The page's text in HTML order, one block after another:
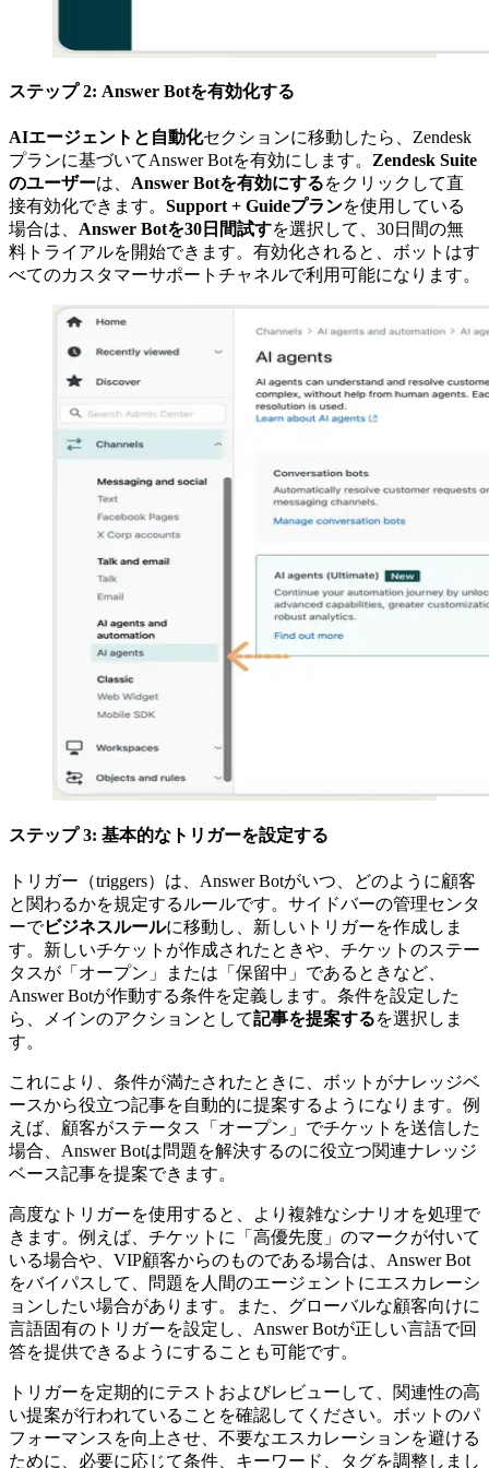
ステップ 2: Answer Botを有効化する
AIエージェントと自動化セクションに移動したら、Zendesk
プランに基づいてAnswer Botを有効にします。 Zendesk Suite
のユーザーは、 Answer Botを有効にするをクリックして直
接有効化できます。 Support + Guideプランを使用している
場合は、 Answer Botを30日間試すを選択して、30日間の無
料トライアルを開始できます。有効化されると、ボットはす
べてのカスタマーサポートチャネルで利用可能になります。
ステップ 3: 基本的なトリガーを設定する
トリガー（triggers）は、Answer Botがいつ、どのように顧客
と関わるかを規定するルールです。サイドバーの管理センタ
ーでビジネスルールに移動し、新しいトリガーを作成しま
す。新しいチケットが作成されたときや、チケットのステー
タスが「オープン」または「保留中」であるときなど、
Answer Botが作動する条件を定義します。条件を設定した
ら、メインのアクションとして記事を提案するを選択しま
す。
これにより、条件が満たされたときに、ボットがナレッジベ
ースから役立つ記事を自動的に提案するようになります。例
えば、顧客がステータス「オープン」でチケットを送信した
場合、Answer Botは問題を解決するのに役立つ関連ナレッジ
ベース記事を提案できます。
高度なトリガーを使用すると、より複雑なシナリオを処理で
きます。例えば、チケットに「高優先度」のマークが付いて
いる場合や、VIP顧客からのものである場合は、Answer Bot
をバイパスして、問題を人間のエージェントにエスカレーシ
ョンしたい場合があります。また、グローバルな顧客向けに
言語固有のトリガーを設定し、Answer Botが正しい言語で回
答を提供できるようにすることも可能です。
トリガーを定期的にテストおよびレビューして、関連性の高
い提案が行われていることを確認してください。ボットのパ
フォーマンスを向上させ、不要なエスカレーションを避ける
ために、必要に応じて条件、キーワード、タグを調整しまし